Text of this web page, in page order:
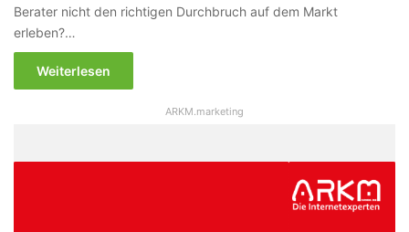
Berater nicht den richtigen Durchbruch auf dem Markt
erleben?…
Weiterlesen
ARKM.marketing